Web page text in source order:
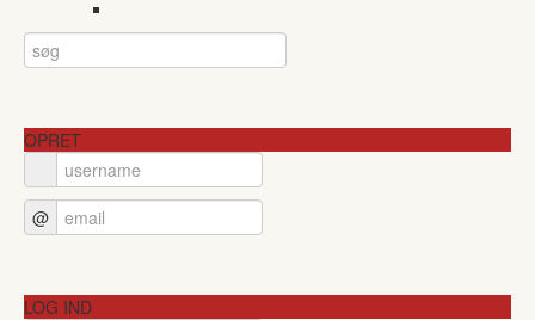
OPRET
@
LOG IND